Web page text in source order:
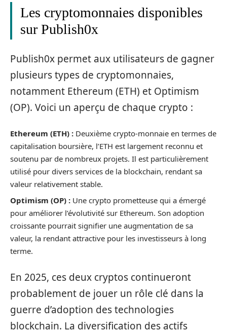
Les cryptomonnaies disponibles
sur Publish0x
Publish0x permet aux utilisateurs de gagner
plusieurs types de cryptomonnaies,
notamment Ethereum (ETH) et Optimism
(OP). Voici un aperçu de chaque crypto :
Ethereum (ETH) : Deuxième crypto-monnaie en termes de
capitalisation boursière, l’ETH est largement reconnu et
soutenu par de nombreux projets. Il est particulièrement
utilisé pour divers services de la blockchain, rendant sa
valeur relativement stable.
Optimism (OP) : Une crypto prometteuse qui a émergé
pour améliorer l’évolutivité sur Ethereum. Son adoption
croissante pourrait signifier une augmentation de sa
valeur, la rendant attractive pour les investisseurs à long
terme.
En 2025, ces deux cryptos continueront
probablement de jouer un rôle clé dans la
guerre d’adoption des technologies
blockchain. La diversification des actifs